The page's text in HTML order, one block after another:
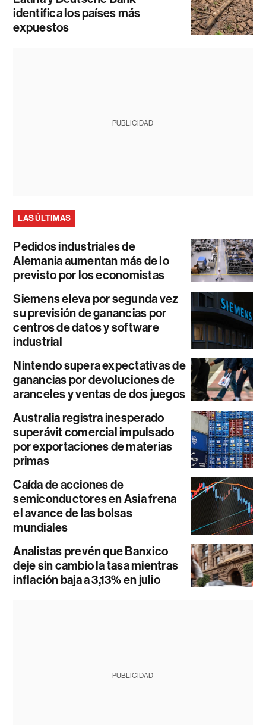
identifica los países más
expuestos
PUBLICIDAD
LAS ÚLTIMAS
Pedidos industriales de
Alemania aumentan más de lo
previsto por los economistas
Siemens eleva por segunda vez
su previsión de ganancias por
centros de datos y software
industrial
Nintendo supera expectativas de
ganancias por devoluciones de
aranceles y ventas de dos juegos
Australia registra inesperado
superávit comercial impulsado
por exportaciones de materias
primas
Caída de acciones de
semiconductores en Asia frena
el avance de las bolsas
mundiales
Analistas prevén que Banxico
deje sin cambio la tasa mientras
inflación baja a 3,13% en julio
PUBLICIDAD